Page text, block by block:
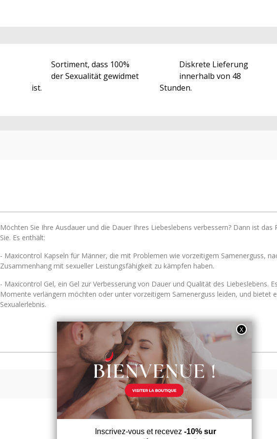
Sortiment, dass 100%
der Sexualität gewidmet
ist.
Diskrete Lieferung
innerhalb von 48
Stunden.
Möchten Sie Ihre Ausdauer und die Dauer Ihres Liebeslebens verbessern? Dann ist
Sie. Es enthält:
- Maxicontrol Kapseln für Männer, die mit Problemen wie vorzeitigem Samenerguss,
Zusammenhang mit sexueller Leistungsfähigkeit zu kämpfen haben.
- Maxicontrol Gel, ein Gel zur Verbesserung von Dauer und Qualität des Liebeslebens.
Momente verlängern möchten oder unter vorzeitigem Samenerguss leiden, und bietet
Sexualerlebnis.
Vielleicht gefällt Ihnen auch